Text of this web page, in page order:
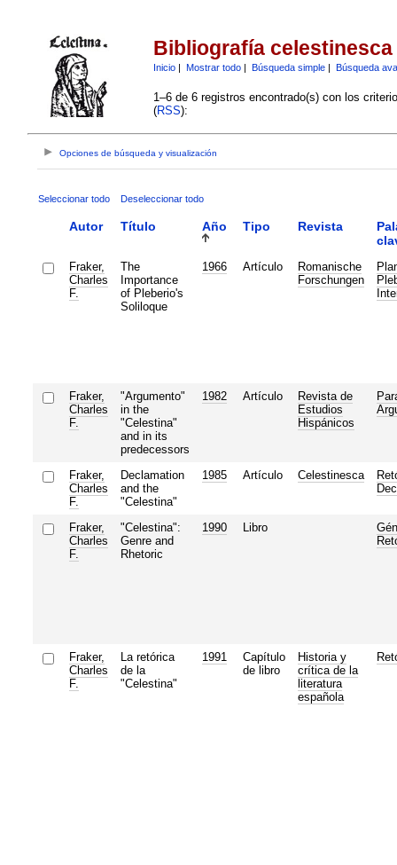
Bibliografía celestinesca
Inicio| Mostrar todo| Búsqueda simple| Búsqueda
1–6 de 6 registros encontrado(s) con los
(RSS):
Opciones de búsqueda y visualización
Seleccionar todo Deseleccionar todo
Autor Título Año Tipo Revista
Fraker,
Charles
F.
The
Importance
of Pleberio's
Soliloque
1966 Artículo
Romanische
Forschungen
Fraker,
Charles
F.
"Argumento"
in the
"Celestina"
and in its
predecessors
1982 Artículo
Revista de
Estudios
Hispánicos
Fraker,
Charles
F.
Declamation
and the
"Celestina"
1985 Artículo Celestinesca
Fraker,
Charles
F.
"Celestina":
Genre and
Rhetoric
1990 Libro
Fraker,
Charles
F.
La retórica
de la
"Celestina"
1991
Capítulo
de libro
Historia y
crítica de la
literatura
española